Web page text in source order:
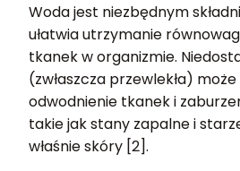
Woda jest niezbędnym
ułatwia utrzymanie
tkanek w organizmie.
(zwłaszcza przewlekła)
odwodnienie tkanek i
takie jak stany zapalne i
właśnie skóry [2].